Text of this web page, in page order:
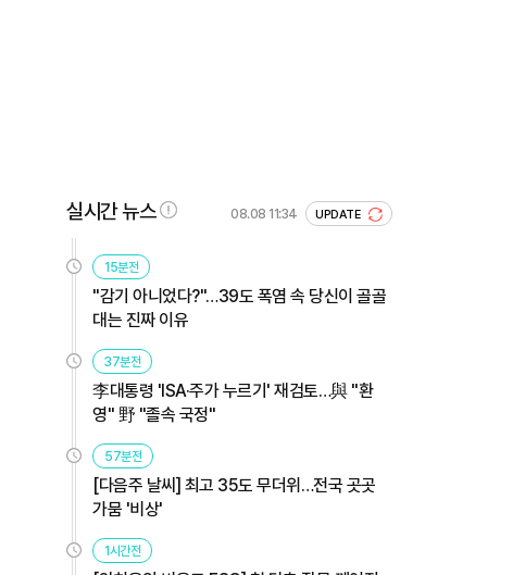
실시간 뉴스 08.08 11:34 UPDATE
15분전
"감기 아니었다?"…39도 폭염 속 당신이 골골
대는 진짜 이유
37분전
李대통령 'ISA·주가 누르기' 재검토…與 "환
영" 野 "졸속 국정"
57분전
[다음주 날씨] 최고 35도 무더위…전국 곳곳
가뭄 '비상'
1시간전